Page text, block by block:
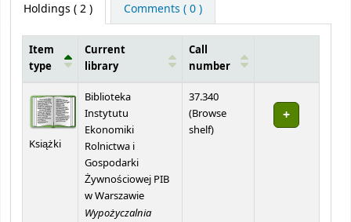
Holdings ( 2 ) Comments ( 0 )
Item
type
Current
library
Call
number
Książki
Biblioteka
Instytutu
Ekonomiki
Rolnictwa i
Gospodarki
Żywnościowej PIB
w Warszawie
Wypożyczalnia
37.340
(Browse
shelf(Opens below)
)